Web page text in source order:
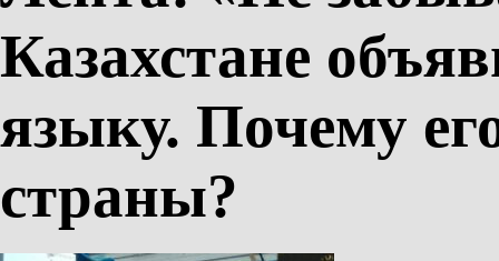
Казахстане
языку. Почему
страны?